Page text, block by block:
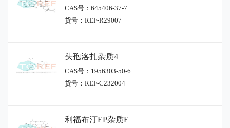
CAS号：645406-37-7
货号：REF-R29007
头孢洛扎杂质4
CAS号：1956303-50-6
货号：REF-C232004
利福布汀EP杂质E